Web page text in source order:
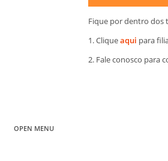
Fique por dentro dos
1. Cliqueaqui para
2. Fale conosco para
OPEN MENU